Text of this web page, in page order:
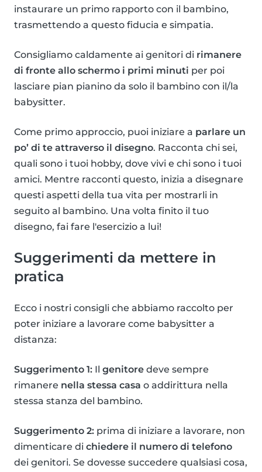
instaurare un primo rapporto con il bambino,
trasmettendo a questo fiducia e simpatia.
Consigliamo caldamente ai genitori di rimanere
di fronte allo schermo i primi minuti per poi
lasciare pian pianino da solo il bambino con il/la
babysitter.
Come primo approccio, puoi iniziare a parlare un
po’ di te attraverso il disegno. Racconta chi sei,
quali sono i tuoi hobby, dove vivi e chi sono i tuoi
amici. Mentre racconti questo, inizia a disegnare
questi aspetti della tua vita per mostrarli in
seguito al bambino. Una volta finito il tuo
disegno, fai fare l'esercizio a lui!
Suggerimenti da mettere in
pratica
Ecco i nostri consigli che abbiamo raccolto per
poter iniziare a lavorare come babysitter a
distanza:
Suggerimento 1: Il genitore deve sempre
rimanere nella stessa casa o addirittura nella
stessa stanza del bambino.
Suggerimento 2: prima di iniziare a lavorare, non
dimenticare di chiedere il numero di telefono
dei genitori. Se dovesse succedere qualsiasi cosa,